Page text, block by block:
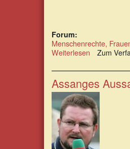
Forum:
Menschenrechte,
Weiterlesen über
Melzer:
„Vor
unseren
Augen
kreiert
sich
ein
mörderisches
System“.
Zum
Assanges